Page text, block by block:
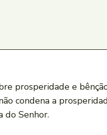
prosperidade e
condena a
do Senhor.